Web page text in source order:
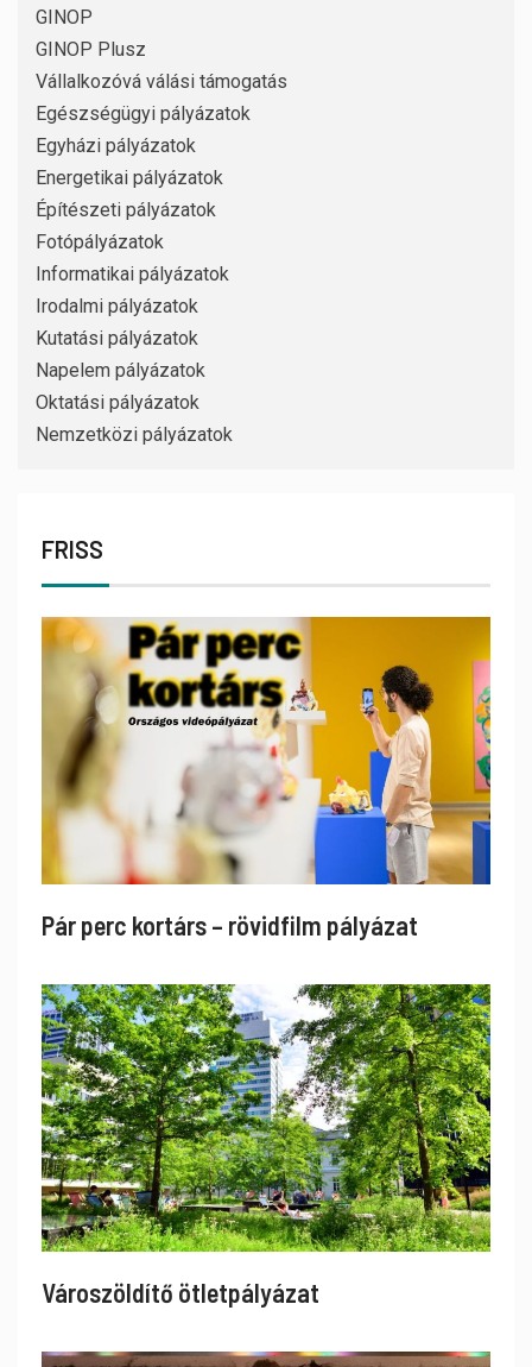
GINOP
GINOP Plusz
Vállalkozóvá válási támogatás
Egészségügyi pályázatok
Egyházi pályázatok
Energetikai pályázatok
Építészeti pályázatok
Fotópályázatok
Informatikai pályázatok
Irodalmi pályázatok
Kutatási pályázatok
Napelem pályázatok
Oktatási pályázatok
Nemzetközi pályázatok
FRISS
Pár perc kortárs – rövidfilm pályázat
Városzöldítő ötletpályázat